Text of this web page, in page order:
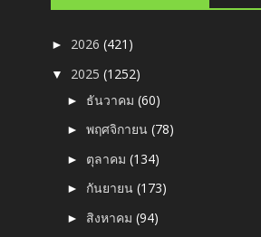
► 2026(421)
▼ 2025(1252)
► ธันวาคม(60)
►พฤศจิกายน(78)
► ตุลาคม(134)
► กันยายน(173)
► สิงหาคม(94)